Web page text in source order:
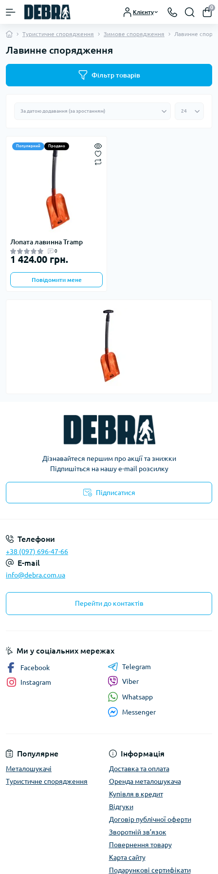
Клієнту
0
Туристичне спорядження Зимове спорядження Лавинне
Лавинне спорядження
Фільтр товарів
Популярний Продано
Лопата лавинна Tramp
0
1 424.00 грн.
Повідомити мене
Дізнавайтеся першим про акції та знижки
Підпишіться на нашу e-mail розсилку
Підписатися
Телефони
+38 (097) 696-47-66
E-mail
info@debra.com.ua
Перейти до контактів
Популярне
Металошукачі
Туристичне спорядження
Інформація
Доставка та оплата
Оренда металошукача
Купівля в кредит
Відгуки
Договір публічної оферти
Зворотній зв’язок
Повернення товару
Карта сайту
Подарункові сертифікати
Ми у соціальних мережах
Facebook
Instagram
Telegram
Viber
Whatsapp
Messenger